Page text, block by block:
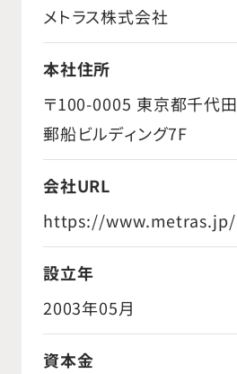
メトラス株式会社
本社住所
〒100-0005 東京都千代
郵船ビルディング7F
会社URL
https://www.metras.jp/
設立年
2003年05月
資本金